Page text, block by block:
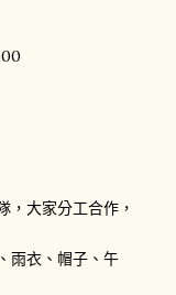
大家分工合作，
雨衣、帽子、午